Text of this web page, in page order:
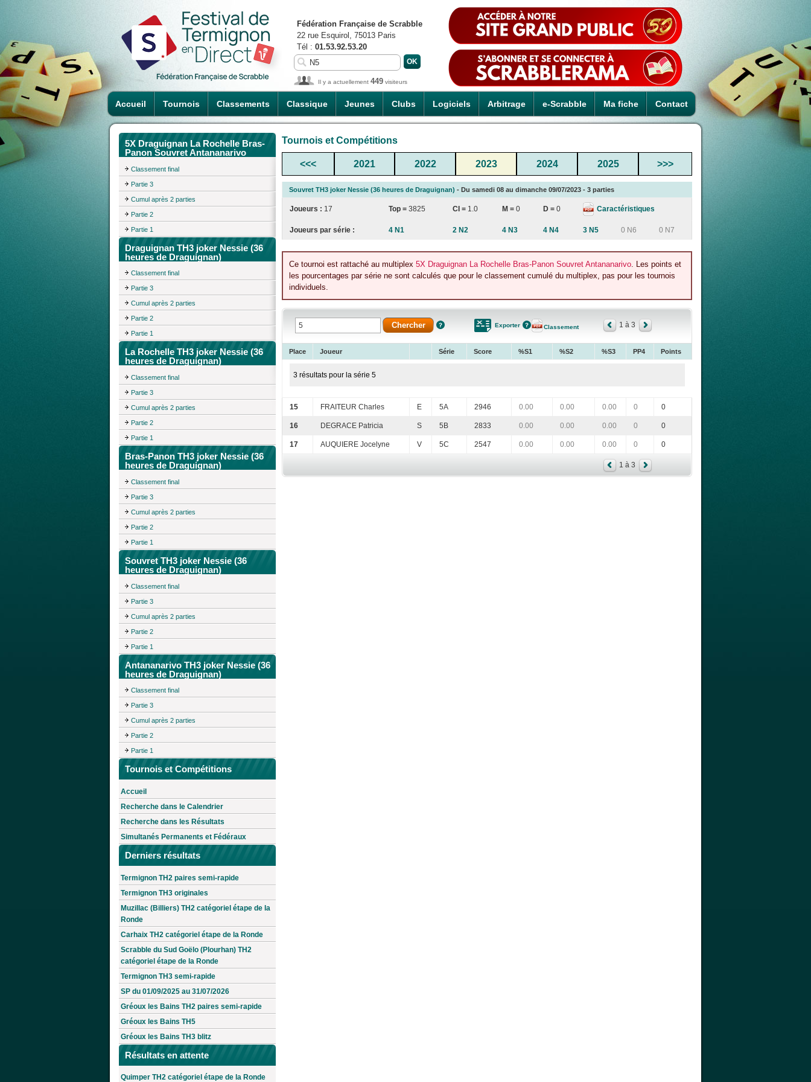
Accueil Tournois Classements Classique Jeunes Clubs Logiciels Arbitrage e-Scrabble Ma fiche Contact
Fédération Française de Scrabble
22 rue Esquirol, 75013 Paris
Tél : 01.53.92.53.20
Il y a actuellement 449 visiteurs
5X Draguignan La Rochelle Bras-
Panon Souvret Antananarivo
Classement final
Partie 3
Cumul après 2 parties
Partie 2
Partie 1
Draguignan TH3 joker Nessie (36
heures de Draguignan)
Classement final
Partie 3
Cumul après 2 parties
Partie 2
Partie 1
La Rochelle TH3 joker Nessie (36
heures de Draguignan)
Classement final
Partie 3
Cumul après 2 parties
Partie 2
Partie 1
Bras-Panon TH3 joker Nessie (36
heures de Draguignan)
Classement final
Partie 3
Cumul après 2 parties
Partie 2
Partie 1
Souvret TH3 joker Nessie (36
heures de Draguignan)
Classement final
Partie 3
Cumul après 2 parties
Partie 2
Partie 1
Antananarivo TH3 joker Nessie (36
heures de Draguignan)
Classement final
Partie 3
Cumul après 2 parties
Partie 2
Partie 1
Tournois et Compétitions
Accueil
Recherche dans le Calendrier
Recherche dans les Résultats
Simultanés Permanents et Fédéraux
Derniers résultats
Termignon TH2 paires semi-rapide
Termignon TH3 originales
Muzillac (Billiers) TH2 catégoriel étape de la
Ronde
Carhaix TH2 catégoriel étape de la Ronde
Scrabble du Sud Goëlo (Plourhan) TH2
catégoriel étape de la Ronde
Termignon TH3 semi-rapide
SP du 01/09/2025 au 31/07/2026
Gréoux les Bains TH2 paires semi-rapide
Gréoux les Bains TH5
Gréoux les Bains TH3 blitz
Résultats en attente
Quimper TH2 catégoriel étape de la Ronde
Tournois et Compétitions
<<< 2021 2022 2023 2024 2025 >>>
Souvret TH3 joker Nessie (36 heures de Draguignan) - Du samedi 08 au dimanche 09/07/2023 - 3 parties
Joueurs : 17 Top = 3825 CI = 1.0 M = 0 D = 0 Caractéristiques
Joueurs par série : 4 N1 2 N2 4 N3 4 N4 3 N5 0 N6 0 N7
Ce tournoi est rattaché au multiplex 5X Draguignan La Rochelle Bras-Panon Souvret Antananarivo. Les points et
les pourcentages par série ne sont calculés que pour le classement cumulé du multiplex, pas pour les tournois
individuels.
Exporter Classement 1 à 3
Place Joueur Série Score %S1 %S2 %S3 PP4 Points
3 résultats pour la série 5
15 FRAITEUR Charles E 5A 2946 0.00 0.00 0.00 0 0
16 DEGRACE Patricia S 5B 2833 0.00 0.00 0.00 0 0
17 AUQUIERE Jocelyne V 5C 2547 0.00 0.00 0.00 0 0
1 à 3